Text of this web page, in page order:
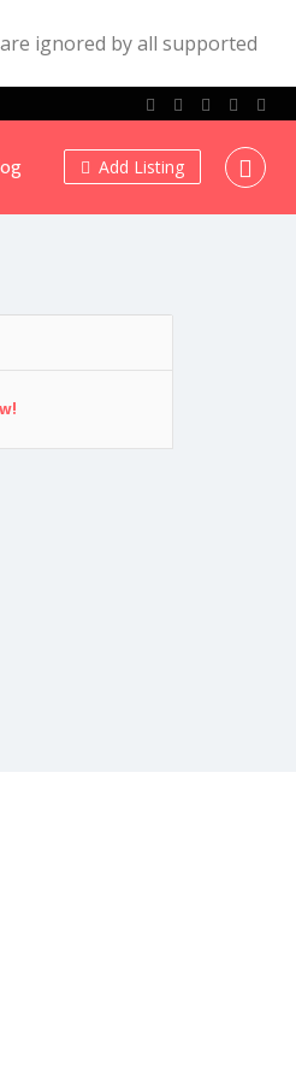
ignored by all supported
Add Listing